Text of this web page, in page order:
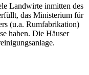
Landwirte inmitten des
das Ministerium für
(u.a. Rumfabrikation)
haben. Die Häuser